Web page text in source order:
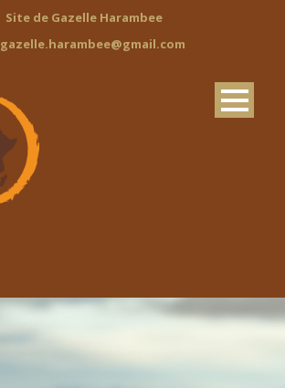
Site de Gazelle Harambee
gazelle.harambee@gmail.com